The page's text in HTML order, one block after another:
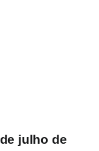
julho de